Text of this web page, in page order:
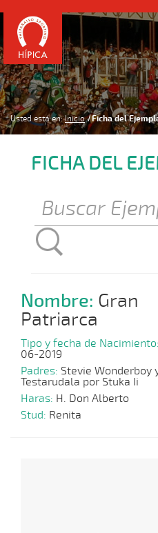
Usted está en: Inicio Ficha del
FICHA DEL
Nombre: Gran
Patriarca
Tipo y fecha de Nacimiento:
06-2019
Padres: Stevie Wonderboy
Testarudala por Stuka Ii
Haras: H. Don Alberto
Stud: Renita